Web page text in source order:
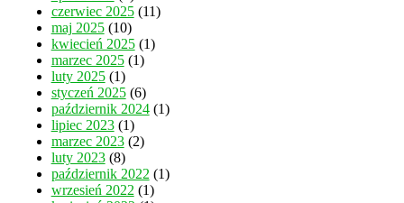
czerwiec 2025(11)
maj 2025(10)
kwiecień 2025(1)
marzec 2025(1)
luty 2025(1)
styczeń 2025(6)
październik 2024(1)
lipiec 2023(1)
marzec 2023(2)
luty 2023(8)
październik 2022 (1)
wrzesień 2022 (1)